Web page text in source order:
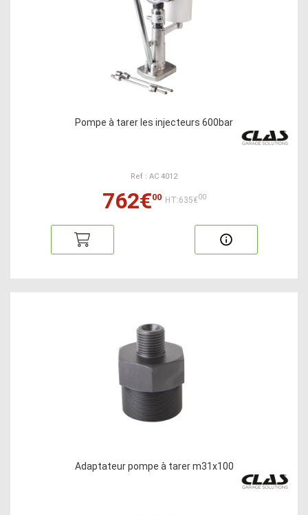
Pompe à tarer les injecteurs 600bar
Ref : AC 4012
762€00 HT:635€00
Adaptateur pompe à tarer m31x100